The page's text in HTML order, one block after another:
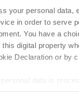
your personal data,
in order to serve
You have a
digital property
Declaration or by